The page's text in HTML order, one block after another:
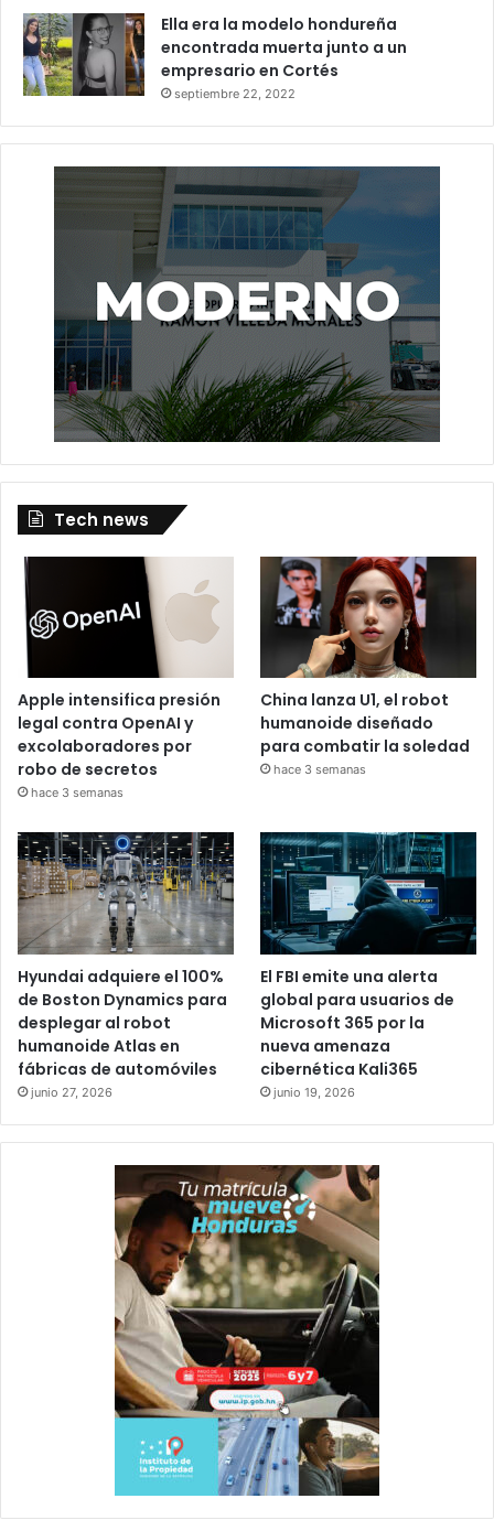
Ella era la modelo hondureña
encontrada muerta junto a un
empresario en Cortés
septiembre 22, 2022
Tech news
Apple intensifica presión
legal contra OpenAI y
excolaboradores por
robo de secretos
hace 3 semanas
China lanza U1, el robot
humanoide diseñado
para combatir la soledad
hace 3 semanas
Hyundai adquiere el 100%
de Boston Dynamics para
desplegar al robot
humanoide Atlas en
fábricas de automóviles
junio 27, 2026
El FBI emite una alerta
global para usuarios de
Microsoft 365 por la
nueva amenaza
cibernética Kali365
junio 19, 2026